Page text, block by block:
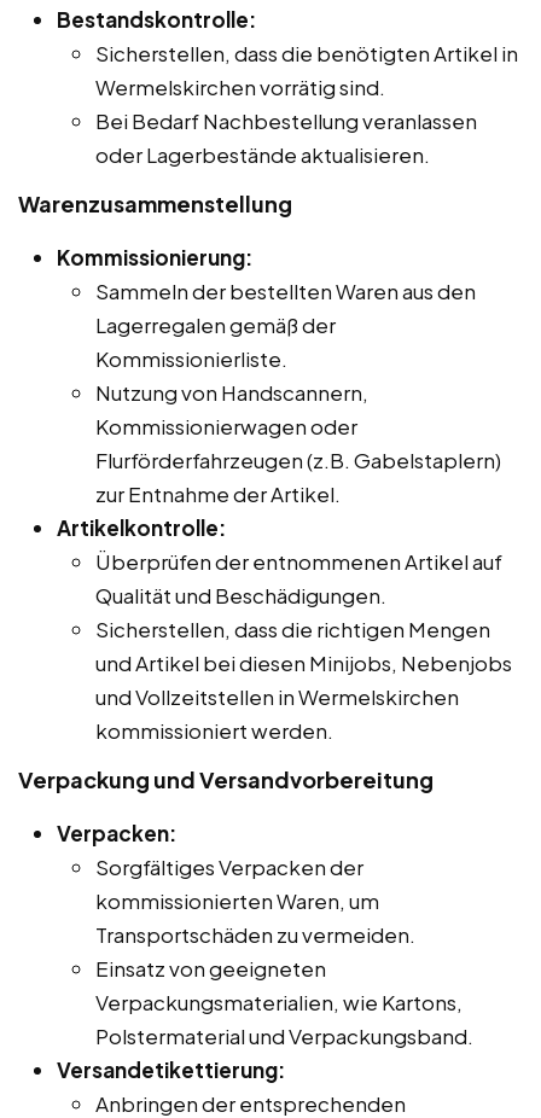
Bestandskontrolle:
Sicherstellen, dass die benötigten Artikel in
Wermelskirchen vorrätig sind.
Bei Bedarf Nachbestellung veranlassen
oder Lagerbestände aktualisieren.
Warenzusammenstellung
Kommissionierung:
Sammeln der bestellten Waren aus den
Lagerregalen gemäß der
Kommissionierliste.
Nutzung von Handscannern,
Kommissionierwagen oder
Flurförderfahrzeugen (z.B. Gabelstaplern)
zur Entnahme der Artikel.
Artikelkontrolle:
Überprüfen der entnommenen Artikel auf
Qualität und Beschädigungen.
Sicherstellen, dass die richtigen Mengen
und Artikel bei diesen Minijobs, Nebenjobs
und Vollzeitstellen in Wermelskirchen
kommissioniert werden.
Verpackung und Versandvorbereitung
Verpacken:
Sorgfältiges Verpacken der
kommissionierten Waren, um
Transportschäden zu vermeiden.
Einsatz von geeigneten
Verpackungsmaterialien, wie Kartons,
Polstermaterial und Verpackungsband.
Versandetikettierung:
Anbringen der entsprechenden